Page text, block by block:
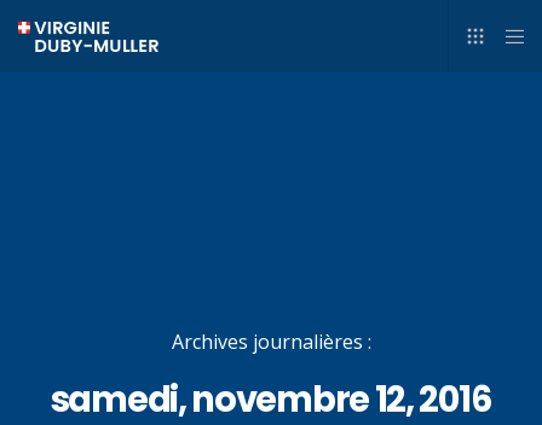
Archives journalières :
samedi, novembre 12, 2016